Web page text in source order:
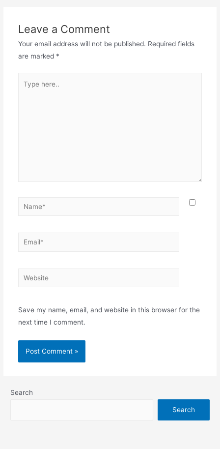
Leave a Comment
Your email address will not be published. Required fields
are marked *
here..
Name*
Email*
Website
Save my name, email, and website in this browser for the
next time I comment.
Search
Search